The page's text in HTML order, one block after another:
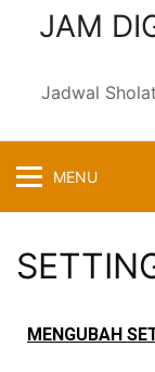
JAM
Jadwal
MENU
MENGUBAH